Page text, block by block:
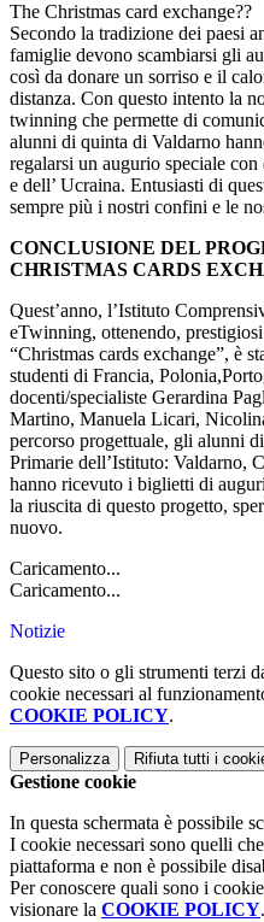
The Christmas card exchange??
Secondo la tradizione dei paesi
famiglie devono scambiarsi gli
così da donare un sorriso e il
distanza. Con questo intento la
twinning che permette di
alunni di quinta di Valdarno
regalarsi un augurio speciale
e dell’ Ucraina. Entusiasti di
sempre più i nostri confini e le
CONCLUSIONE DEL
CHRISTMAS CARDS
Quest’anno, l’Istituto
eTwinning, ottenendo,
“Christmas cards exchange”, è
studenti di Francia,
docenti/specialiste Gerardina
Martino, Manuela Licari,
percorso progettuale, gli alunni
Primarie dell’Istituto: Valdarno,
hanno ricevuto i biglietti di
la riuscita di questo progetto,
nuovo.
Caricamento...
Caricamento...
Notizie
Questo sito o gli strumenti terzi
cookie necessari al
COOKIE POLICY.
Personalizza Rifiuta tutti i
Gestione cookie
In questa schermata è possibile
I cookie necessari sono quelli
piattaforma e non è possibile
Per conoscere quali sono i
visionare la COOKIE POLICY.